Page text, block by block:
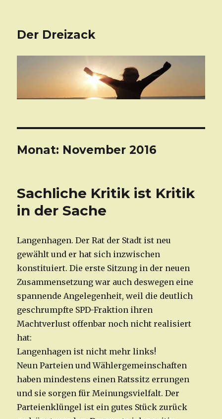
Der Dreizack
Monat: November 2016
Sachliche Kritik ist Kritik
in der Sache
Langenhagen. Der Rat der Stadt ist neu
gewählt und er hat sich inzwischen
konstituiert. Die erste Sitzung in der neuen
Zusammensetzung war auch deswegen eine
spannende Angelegenheit, weil die deutlich
geschrumpfte SPD-Fraktion ihren
Machtverlust offenbar noch nicht realisiert
hat:
Langenhagen ist nicht mehr links!
Neun Parteien und Wählergemeinschaften
haben mindestens einen Ratssitz errungen
und sie sorgen für Meinungsvielfalt. Der
Parteienklüngel ist ein gutes Stück zurück